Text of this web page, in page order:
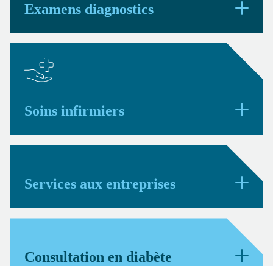
Examens diagnostics
Soins infirmiers
Services aux entreprises
Consultation en diabète